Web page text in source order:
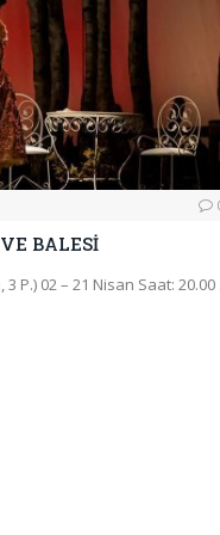
BALESİ
3 P.) 02 – 21 Nisan Saat: